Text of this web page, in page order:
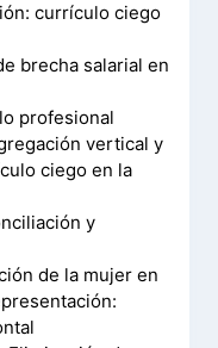
currículo ciego
brecha salarial en
profesional
vertical y
ciego en la
y
de la mujer en